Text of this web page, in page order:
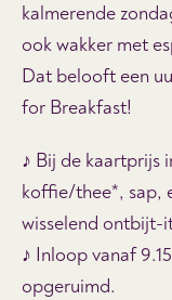
kalmerende
ook wakker met
Dat belooft een
for Breakfast!
♪ Bij de kaartprijs
koffie/thee*, sap,
wisselend ontbijt-
♪ Inloop vanaf
opgeruimd.